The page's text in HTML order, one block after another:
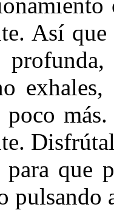
Así
exhales,
que